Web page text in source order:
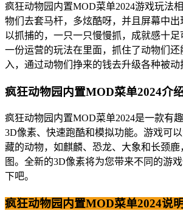
疯狂动物园内置MOD菜单2024游戏玩法
物们去套马杆，多炫酷呀，并且屏幕中
以抓捕的，一只一只慢慢抓，成就感十
一份运营的玩法在里面，抓住了动物们
入，通过动物们挣来的钱去升级各种被动
疯狂动物园内置MOD菜单2024介
疯狂动物园内置MOD菜单2024是一款有
3D像素、快速跑酷和模拟功能。游戏可
藏的动物，如麒麟、恐龙、大象和长颈
图。全新的3D像素将为您带来不同的游
下吧。
疯狂动物园内置MOD菜单2024说明